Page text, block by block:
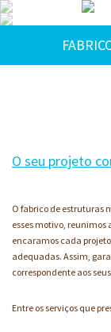
O seu projeto
O fabrico de estruturas
esses motivo, reunimos
encaramos cada
adequadas. Assim,
correspondente aos
Entre os serviços que